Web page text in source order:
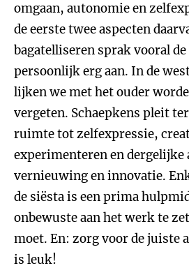
omgaan, autonomie en
de eerste twee aspecten
bagatelliseren sprak vooral
persoonlijk erg aan. In de
lijken we met het ouder
vergeten. Schaepkens pleit
ruimte tot zelfexpressie,
experimenteren en dergelijke
vernieuwing en innovatie.
de siësta is een prima
onbewuste aan het werk te
moet. En: zorg voor de juiste
is leuk!